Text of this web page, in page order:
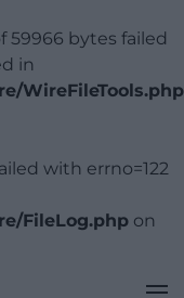
59966 bytes failed
in
WireFileTools.php
with errno=122
FileLog.php on